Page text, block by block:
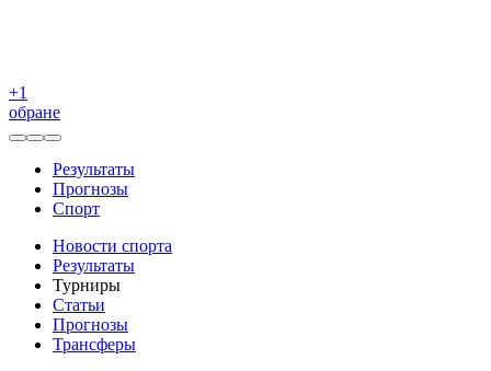
+1
обране
Результаты
Прогнозы
Спорт
Новости спорта
Результаты
Турниры
Статьи
Прогнозы
Трансферы